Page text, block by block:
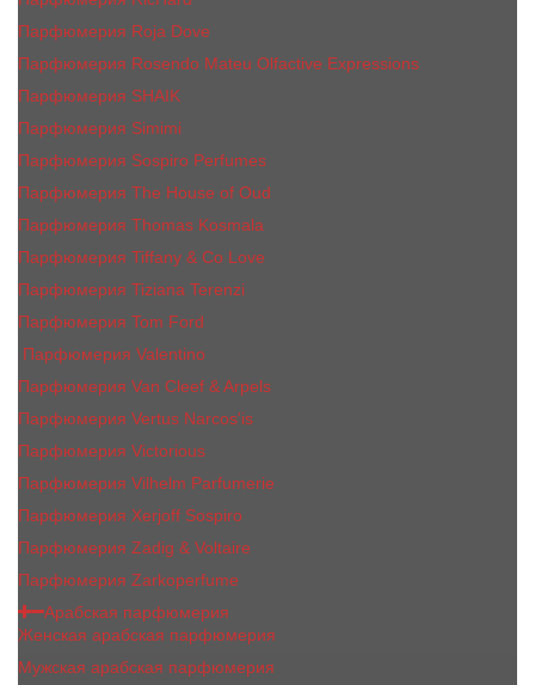
Парфюмерия Roja Dove
Парфюмерия Rosendo Mateu Olfactive Expressions
Парфюмерия SHAIK
Парфюмерия Simimi
Парфюмерия Sospiro Perfumes
Парфюмерия The House of Oud
Парфюмерия Thomas Kosmala
Парфюмерия Tiffany & Co Love
Парфюмерия Tiziana Terenzi
Парфюмерия Tom Ford
Парфюмерия Valentino
Парфюмерия Van Cleef & Arpels
Парфюмерия Vertus Narcos'is
Парфюмерия Victorious
Парфюмерия Vilhelm Parfumerie
Парфюмерия Xerjoff Sospiro
Парфюмерия Zadig & Voltaire
Парфюмерия Zarkoperfume
Арабская парфюмерия
Женская арабская парфюмерия
Мужская арабская парфюмерия